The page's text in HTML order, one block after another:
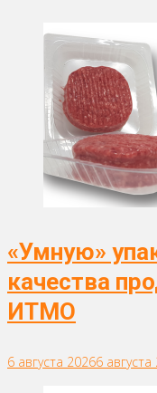
«Умную»
качества
ИТМО
6 августа 20266